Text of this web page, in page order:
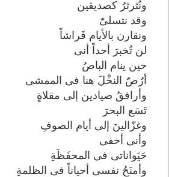
ونُثرثرُ كصديقين
وقد نتسلىّ
ونقارن بالأيام فَراشاً
لن تُخبرَ أحداً أنى
حين ينام الباصُ
أرُصّ النخْلَ هنا فى الممشى
وأرافقُ صيادين إلى مقلاةٍ
تَسَع البحرَ
وغزّالينَ إلى أيام الصوفِ
وأنى أخفى
حَيَواناتى فى المحفَظَةِ
وأمنَحُ نفسى أحياناً فى الظلمةِ